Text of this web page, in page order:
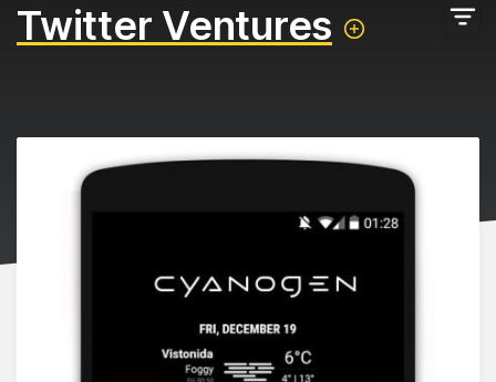
Twitter Ventures